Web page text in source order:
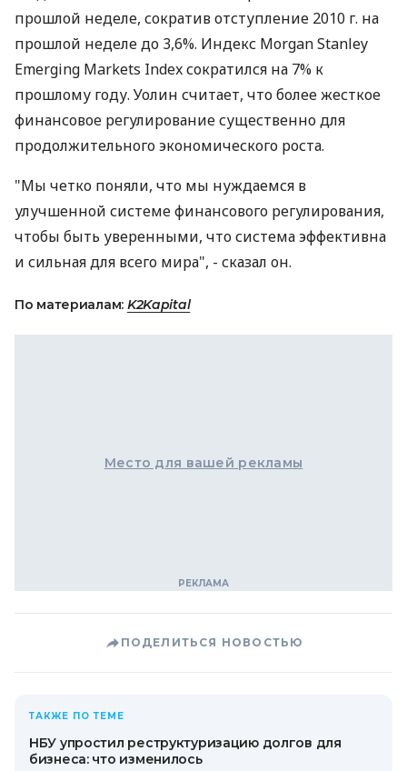
прошлой неделе, сократив отступление 2010 г. на
прошлой неделе до 3,6%. Индекс Morgan Stanley
Emerging Markets Index сократился на 7% к
прошлому году. Уолин считает, что более жесткое
финансовое регулирование существенно для
продолжительного экономического роста.
"Мы четко поняли, что мы нуждаемся в
улучшенной системе финансового регулирования,
чтобы быть уверенными, что система эффективна
и сильная для всего мира", - сказал он.
По материалам: K2Kapital
Место для вашей рекламы
ПОДЕЛИТЬСЯ НОВОСТЬЮ
ТАКЖЕ ПО ТЕМЕ
НБУ упростил реструктуризацию долгов для
бизнеса: что изменилось